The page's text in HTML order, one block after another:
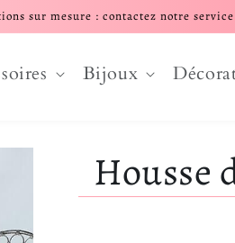
sur mesure : contactez notre service
Bijoux
Housse